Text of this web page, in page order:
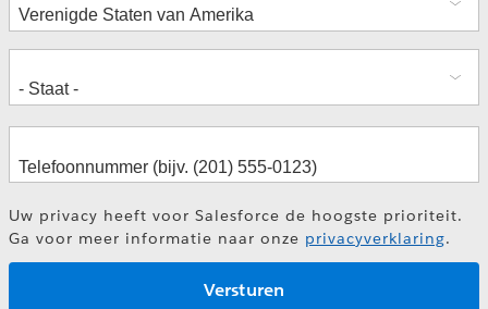
Uw privacy heeft voor Salesforce de hoogste prioriteit.
Ga voor meer informatie naar onze privacyverklaring.